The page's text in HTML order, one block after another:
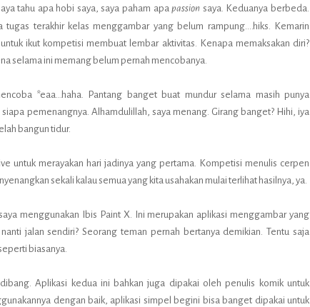
tahu apa hobi saya, saya paham apa passion saya. Keduanya berbeda.
tugas terakhir kelas menggambar yang belum rampung….hiks. Kemarin
ikut kompetisi membuat lembar aktivitas. Kenapa memaksakan diri?
selama ini memang belum pernah mencobanya.
*eaa…haha. Pantang banget buat mundur selama masih punya
pemenangnya. Alhamdulillah, saya menang. Girang banget? Hihi, iya
bangun tidur.
untuk merayakan hari jadinya yang pertama. Kompetisi menulis cerpen
sekali kalau semua yang kita usahakan mulai terlihat hasilnya, ya.
menggunakan Ibis Paint X. Ini merupakan aplikasi menggambar yang
jalan sendiri? Seorang teman pernah bertanya demikian. Tentu saja
biasanya.
Aplikasi kedua ini bahkan juga dipakai oleh penulis komik untuk
dengan baik, aplikasi simpel begini bisa banget dipakai untuk